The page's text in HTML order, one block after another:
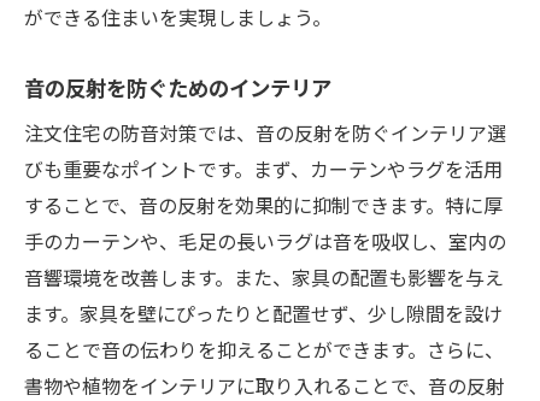
ができる住まいを実現しましょう。
音の反射を防ぐためのインテリア
注文住宅の防音対策では、音の反射を防ぐインテリア選
びも重要なポイントです。まず、カーテンやラグを活用
することで、音の反射を効果的に抑制できます。特に厚
手のカーテンや、毛足の長いラグは音を吸収し、室内の
音響環境を改善します。また、家具の配置も影響を与え
ます。家具を壁にぴったりと配置せず、少し隙間を設け
ることで音の伝わりを抑えることができます。さらに、
書物や植物をインテリアに取り入れることで、音の反射